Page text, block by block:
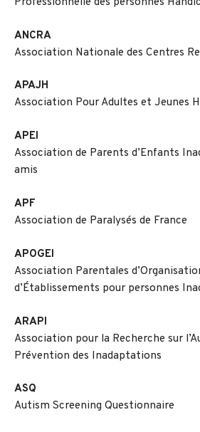
ANCRA
Association Nationale des Centres
APAJH
Association Pour Adultes et Jeunes
APEI
Association de Parents d’Enfants
amis
APF
Association de Paralysés de France
APOGEI
Association Parentales
d’Établissements pour personnes
ARAPI
Association pour la Recherche sur
Prévention des Inadaptations
ASQ
Autism Screening Questionnaire